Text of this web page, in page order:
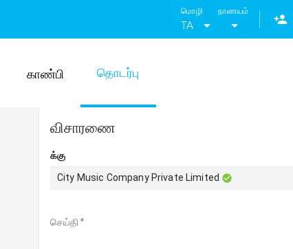
மொழி
TA
நாணயம்
காண்பி தொடர்பு
விசாரணை
க்கு
City Music Company Private Limited
செய்தி*